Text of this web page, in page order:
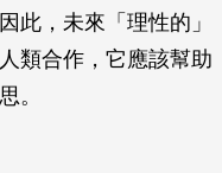
此，未來「理性的」
類合作，它應該幫助
。